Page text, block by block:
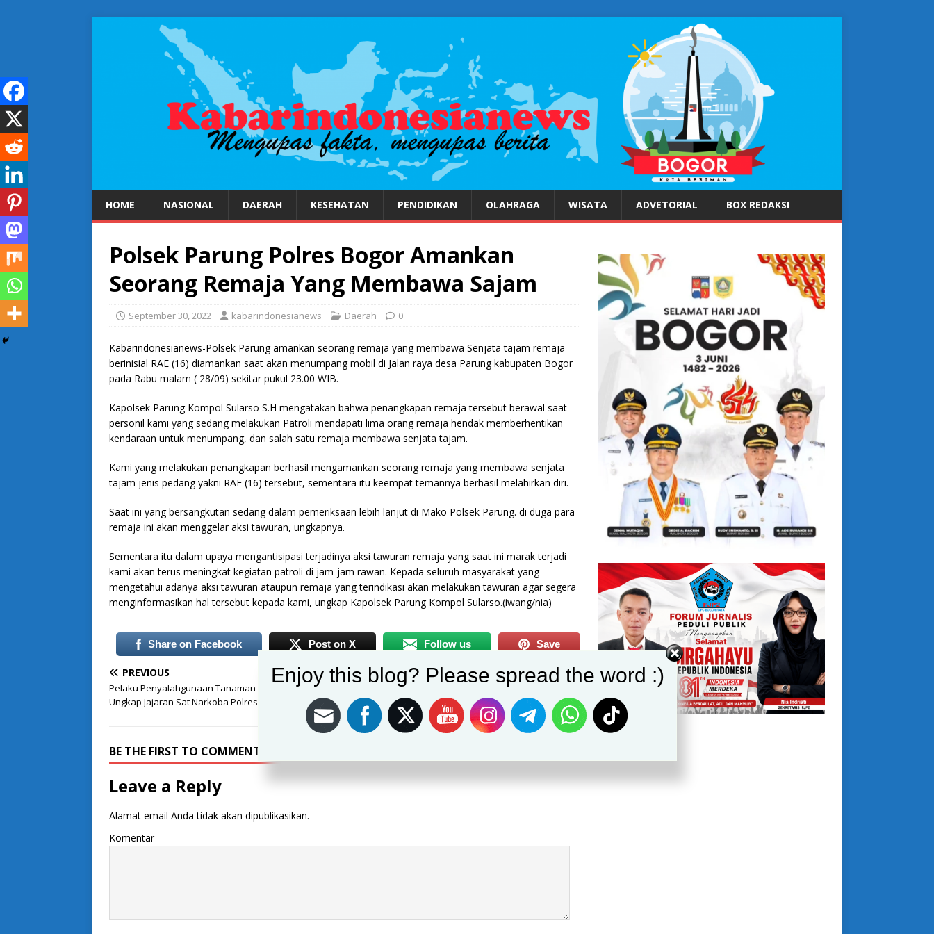
HOME NASIONAL DAERAH KESEHATAN PENDIDIKAN OLAHRAGA WISATA ADVETORIAL BOX REDAKSI
Polsek Parung Polres Bogor Amankan
Seorang Remaja Yang Membawa Sajam
September 30, 2022 kabarindonesianews Daerah 0
Kabarindonesianews-Polsek Parung amankan seorang remaja yang membawa Senjata tajam remaja
berinisial RAE (16) diamankan saat akan menumpang mobil di Jalan raya desa Parung kabupaten Bogor
pada Rabu malam ( 28/09) sekitar pukul 23.00 WIB.
Kapolsek Parung Kompol Sularso S.H mengatakan bahwa penangkapan remaja tersebut berawal saat
personil kami yang sedang melakukan Patroli mendapati lima orang remaja hendak memberhentikan
kendaraan untuk menumpang, dan salah satu remaja membawa senjata tajam.
Kami yang melakukan penangkapan berhasil mengamankan seorang remaja yang membawa senjata
tajam jenis pedang yakni RAE (16) tersebut, sementara itu keempat temannya berhasil melahirkan diri.
Saat ini yang bersangkutan sedang dalam pemeriksaan lebih lanjut di Mako Polsek Parung. di duga para
remaja ini akan menggelar aksi tawuran, ungkapnya.
Sementara itu dalam upaya mengantisipasi terjadinya aksi tawuran remaja yang saat ini marak terjadi
kami akan terus meningkat kegiatan patroli di jam-jam rawan. Kepada seluruh masyarakat yang
mengetahui adanya aksi tawuran ataupun remaja yang terindikasi akan melakukan tawuran agar segera
menginformasikan hal tersebut kepada kami, ungkap Kapolsek Parung Kompol Sularso.(iwang/nia)
Share on Facebook Post on X Follow us Save
PREVIOUS
Pelaku Penyalahgunaan Tanaman Ganja Kembali di
Ungkap Jajaran Sat Narkoba Polres Bogor
NEXT
Gelar Patroli Skala Besar Polres Bogor Amankan
Sejumlah Pelajar
BE THE FIRST TO COMMENT
Leave a Reply
Alamat email Anda tidak akan dipublikasikan.
Komentar
Enjoy this blog? Please spread the word :)